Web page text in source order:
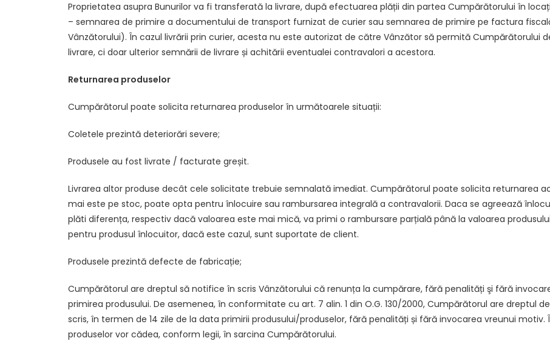
Proprietatea asupra Bunurilor va fi transferată la livrare, după efectuarea plății din partea Cumpărătorului în
– semnarea de primire a documentului de transport furnizat de curier sau semnarea de primire pe factura
Vânzătorului). În cazul livrării prin curier, acesta nu este autorizat de către Vânzător să permită Cumpărătorului
livrare, ci doar ulterior semnării de livrare și achitării eventualei contravalori a acestora.
Returnarea produselor
Cumpărătorul poate solicita returnarea produselor în următoarele situații:
Coletele prezintă deteriorări severe;
Produsele au fost livrate / facturate greșit.
Livrarea altor produse decât cele solicitate trebuie semnalată imediat. Cumpărătorul poate solicita returnarea
mai este pe stoc, poate opta pentru înlocuire sau rambursarea integrală a contravalorii. Daca se agreează
plăti diferența, respectiv dacă valoarea este mai mică, va primi o rambursare parțială până la valoarea
pentru produsul înlocuitor, dacă este cazul, sunt suportate de client.
Produsele prezintă defecte de fabricație;
Cumpărătorul are dreptul să notifice în scris Vânzătorului că renunța la cumpărare, fără penalități şi fără
primirea produsului. De asemenea, în conformitate cu art. 7 alin. 1 din O.G. 130/2000, Cumpărătorul are dreptul
scris, în termen de 14 zile de la data primirii produsului/produselor, fără penalități și fără invocarea vreunui
produselor vor cădea, conform legii, în sarcina Cumpărătorului.